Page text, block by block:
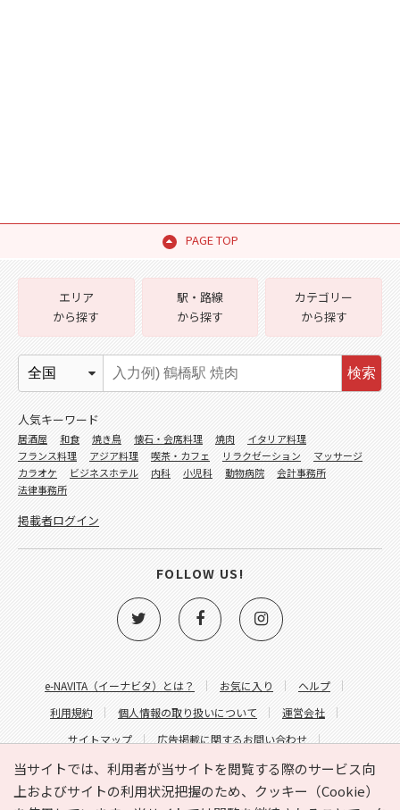
PAGE TOP
当サイトでは、利用者が当サイトを閲覧する際のサービス向
上およびサイトの利用状況把握のため、クッキー（Cookie）
e-NAVITA（イーナビタ）とは？ お気に入り
ヘルプ
利用規約
個人情報の取り扱いについて
運営会社
サイトマップ
広告掲載に関するお問い合わせ
サイトの内容に関するお問い合わせ
エリア
から探す
駅・路線
から探す
カテゴリー
から探す
検索
人気キーワード
居酒屋 和食 焼き鳥 懐石・会席料理 焼肉
イタリア料理
フランス料理
アジア料理 喫茶・カフェ リラクゼーション
マッサージ
カラオケ
ビジネスホテル 内科 小児科 動物病院
会計事務所
法律事務所
掲載者ログイン
FOLLOW US!